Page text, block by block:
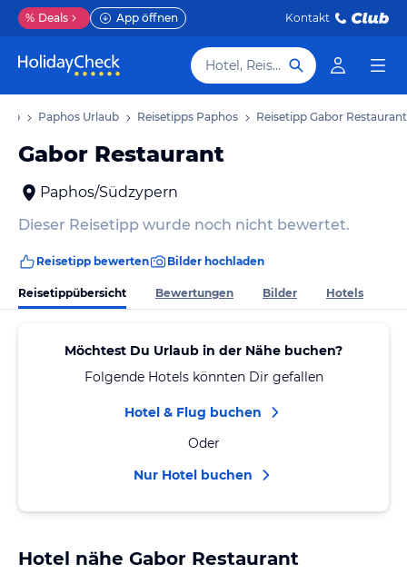
% Deals App öffnen Kontakt
Hotel, Reiseziel
Paphos Urlaub Reisetipps Paphos Reisetipp Gabor Restaurant
Gabor Restaurant
Paphos/Südzypern
Dieser Reisetipp wurde noch nicht bewertet.
Reisetipp bewerten Bilder hochladen
Reisetippübersicht Bewertungen Bilder Hotels
Möchtest Du Urlaub in der Nähe buchen?
Folgende Hotels könnten Dir gefallen
Hotel & Flug buchen
Oder
Nur Hotel buchen
Hotel nähe Gabor Restaurant